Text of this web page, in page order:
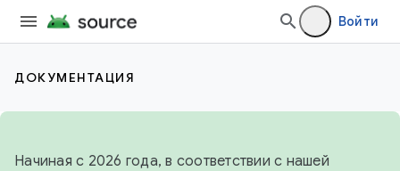
Войти
ДОКУМЕНТАЦИЯ
Начиная с 2026 года, в соответствии с нашей